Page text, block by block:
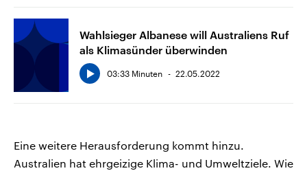
Wahlsieger Albanese will Australiens Ruf
als Klimasünder überwinden
03:33 Minuten 22.05.2022
Eine weitere Herausforderung kommt hinzu.
Australien hat ehrgeizige Klima- und Umweltziele. Wie